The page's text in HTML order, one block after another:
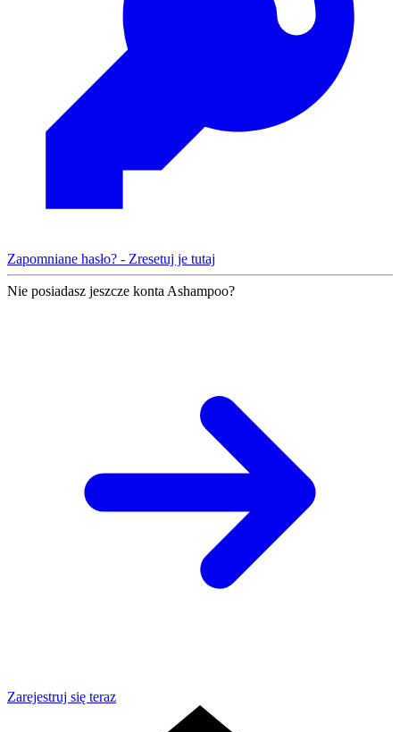
Zapomniane hasło? - Zresetuj je tutaj
Nie posiadasz jeszcze konta Ashampoo?
Zarejestruj się teraz